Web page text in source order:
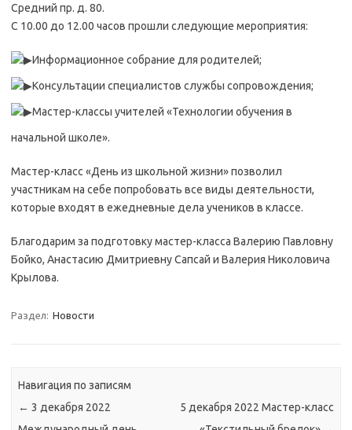
Средний пр. д. 80.
С 10.00 до 12.00 часов прошли следующие мероприятия:
Информационное собрание для родителей;
Консультации специалистов службы сопровождения;
Мастер-классы учителей «Технологии обучения в
начальной школе».
Мастер-класс «День из школьной жизни» позволил
участникам на себе попробовать все виды деятельности,
которые входят в ежедневные дела учеников в классе.
Благодарим за подготовку мастер-класса Валерию Павловну
Бойко, Анастасию Дмитриевну Сапсай и Валерия Николовича
Крылова.
Раздел: Новости
Навигация по записям
← 3 декабря 2022
5 декабря 2022 Мастер-класс